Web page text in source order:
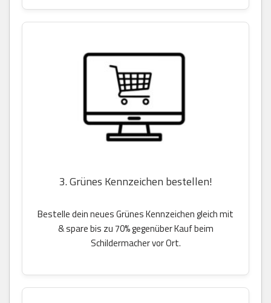
3. Grünes Kennzeichen bestellen!
Bestelle dein neues Grünes Kennzeichen gleich mit
& spare bis zu 70% gegenüber Kauf beim
Schildermacher vor Ort.